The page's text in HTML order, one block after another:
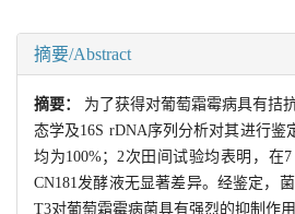
摘要/Abstract
摘要： 为了获得对葡萄霜霉病具有拮
态学及16S rDNA序列分析对其进行
均为100%；2次田间试验均表明，在
CN181发酵液无显著差异。经鉴定，
T3对葡萄霜霉病菌具有强烈的抑制作